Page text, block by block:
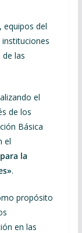
equipos del
las
el
de los
Básica
el
la
.
propósito
en las